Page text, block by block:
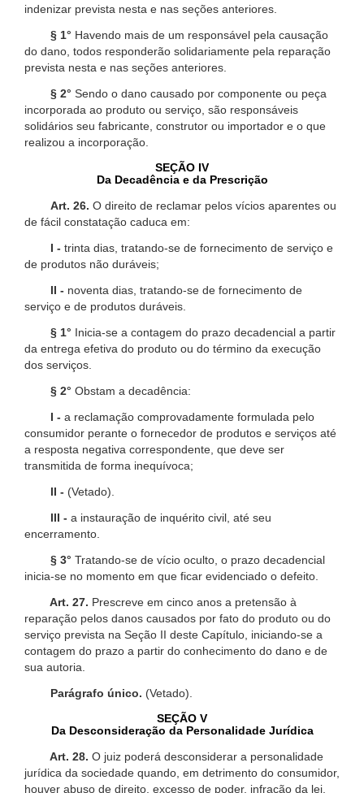
indenizar prevista nesta e nas seções anteriores.
§ 1° Havendo mais de um responsável pela causação
do dano, todos responderão solidariamente pela reparação
prevista nesta e nas seções anteriores.
§ 2° Sendo o dano causado por componente ou peça
incorporada ao produto ou serviço, são responsáveis
solidários seu fabricante, construtor ou importador e o que
realizou a incorporação.
SEÇÃO IV
Da Decadência e da Prescrição
Art. 26. O direito de reclamar pelos vícios aparentes ou
de fácil constatação caduca em:
I - trinta dias, tratando-se de fornecimento de serviço e
de produtos não duráveis;
II - noventa dias, tratando-se de fornecimento de
serviço e de produtos duráveis.
§ 1° Inicia-se a contagem do prazo decadencial a partir
da entrega efetiva do produto ou do término da execução
dos serviços.
§ 2° Obstam a decadência:
I - a reclamação comprovadamente formulada pelo
consumidor perante o fornecedor de produtos e serviços até
a resposta negativa correspondente, que deve ser
transmitida de forma inequívoca;
II - (Vetado).
III - a instauração de inquérito civil, até seu
encerramento.
§ 3° Tratando-se de vício oculto, o prazo decadencial
inicia-se no momento em que ficar evidenciado o defeito.
Art. 27. Prescreve em cinco anos a pretensão à
reparação pelos danos causados por fato do produto ou do
serviço prevista na Seção II deste Capítulo, iniciando-se a
contagem do prazo a partir do conhecimento do dano e de
sua autoria.
Parágrafo único. (Vetado).
SEÇÃO V
Da Desconsideração da Personalidade Jurídica
Art. 28. O juiz poderá desconsiderar a personalidade
jurídica da sociedade quando, em detrimento do consumidor,
houver abuso de direito, excesso de poder, infração da lei,